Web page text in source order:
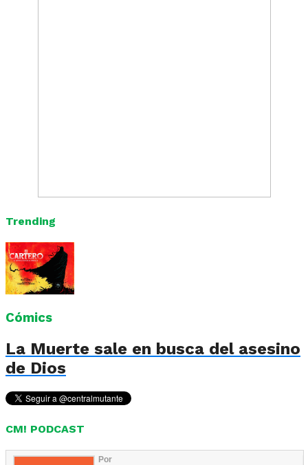
Trending
Cómics
La Muerte sale en busca del asesino
de Dios
CM! PODCAST